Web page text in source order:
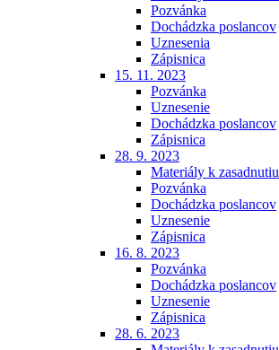
Pozvánka
Dochádzka poslancov
Uznesenia
Zápisnica
15. 11. 2023
Pozvánka
Uznesenie
Dochádzka poslancov
Zápisnica
28. 9. 2023
Materiály k zasadnutiu
Pozvánka
Dochádzka poslancov
Uznesenie
Zápisnica
16. 8. 2023
Pozvánka
Dochádzka poslancov
Uznesenie
Zápisnica
28. 6. 2023